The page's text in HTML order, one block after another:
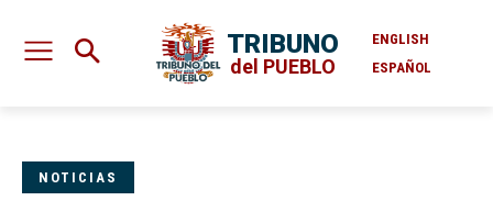
TRIBUNO
del PUEBLO
ENGLISH
ESPAÑOL
NOTICIAS